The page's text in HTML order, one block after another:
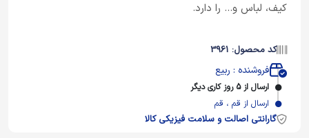
کیف، لباس و... را دارد.
کد محصول: 3961
فروشنده : ربیع
ارسال از 5 روز کاری دیگر
ارسال از قم ، قم
گارانتی اصالت و سلامت فیزیکی کالا